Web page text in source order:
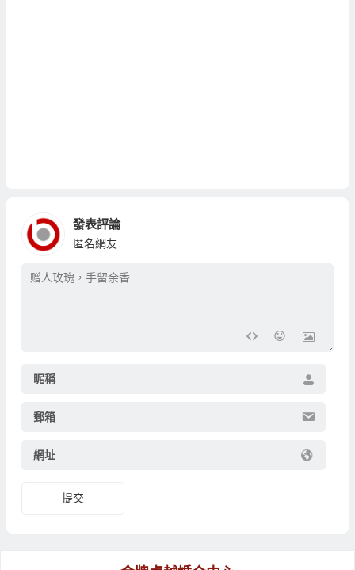
發表評論
匿名網友
昵稱
郵箱
網址
提交